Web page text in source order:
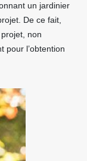
un jardinier
De ce fait,
non
pour l’obtention